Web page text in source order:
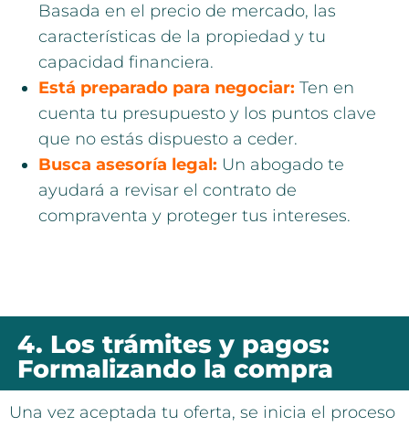
Basada en el precio de mercado, las
características de la propiedad y tu
capacidad financiera.
Está preparado para negociar: Ten en
cuenta tu presupuesto y los puntos clave
que no estás dispuesto a ceder.
Busca asesoría legal: Un abogado te
ayudará a revisar el contrato de
compraventa y proteger tus intereses.
4. Los trámites y pagos:
Formalizando la compra
Una vez aceptada tu oferta, se inicia el proceso